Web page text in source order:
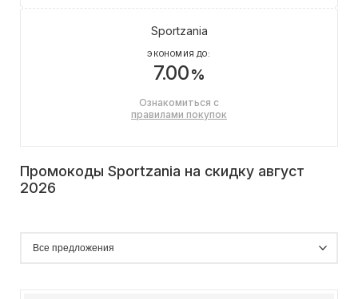
Sportzania
ЭКОНОМИЯ ДО:
7.00%
Ознакомиться с
правилами покупок
Промокоды Sportzania на скидку август
2026